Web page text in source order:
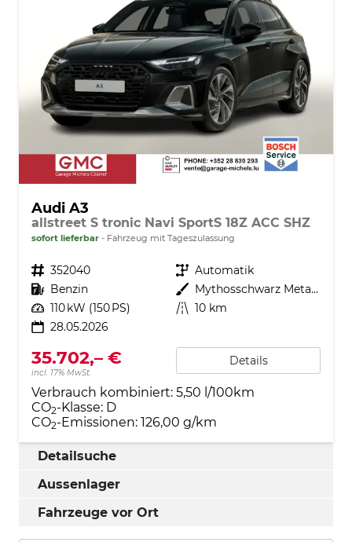
Audi A3
allstreet S tronic Navi SportS 18Z ACC SHZ
sofort lieferbar Fahrzeug mit Tageszulassung
Fahrzeugnr. 352040 Getriebe Automatik
Kraftstoff Benzin Außenfarbe
Mythosschwarz Metallic
Leistung 110 kW (150 PS) Kilometerstand 10 km
28.05.2026
35.702,– €
incl. 17% MwSt.
Details
Verbrauch kombiniert: 5,50 l/100km
CO2-Klasse: D
CO2-Emissionen: 126,00 g/km
Detailsuche
Aussenlager
Fahrzeuge vor Ort